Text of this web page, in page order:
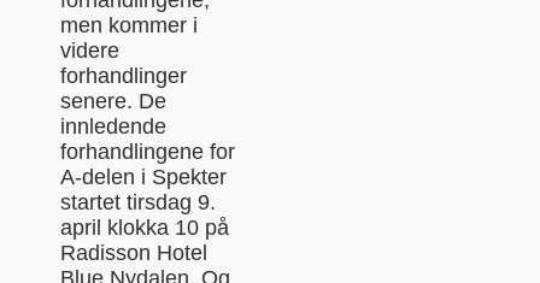
men kommer i
videre
forhandlinger
senere. De
innledende
forhandlingene for
A-delen i Spekter
startet tirsdag 9.
april klokka 10 på
Radisson Hotel
Blue Nydalen. Og